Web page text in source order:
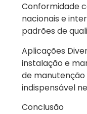
Conformidade
nacionais e
padrões de
Aplicações
instalação e
de
indispensável
Conclusão